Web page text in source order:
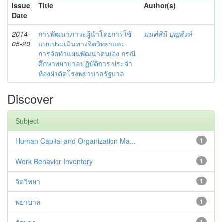
Issue
Date
Title Author(s)
2014-
05-20
การพัฒนาภาวะผู้นำโดยการใช้
แบบประเมินทางจิตวิทยาและ
การจัดทำแผนพัฒนาตนเอง กรณี
ศึกษาพยาบาลปฏิบัติการ ประจำ
ห้องผ่าตัดโรงพยาบาลรัฐบาล
มนต์สินี บุญสิงห์
Discover
Subject
1
Human Capital and Organization Ma...
1
Work Behavior Inventory
1
จิตวิทยา
1
พยาบาล